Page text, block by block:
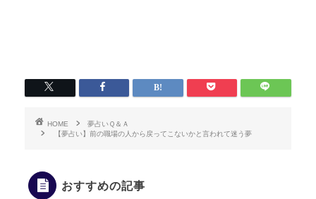
HOME
夢占いＱ＆Ａ
【夢占い】前の職場の人から戻ってこないかと言われて迷う夢
おすすめの記事